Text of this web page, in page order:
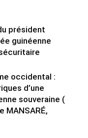
président
guinéenne
occidental :
d’une
souveraine (
MANSARÉ,